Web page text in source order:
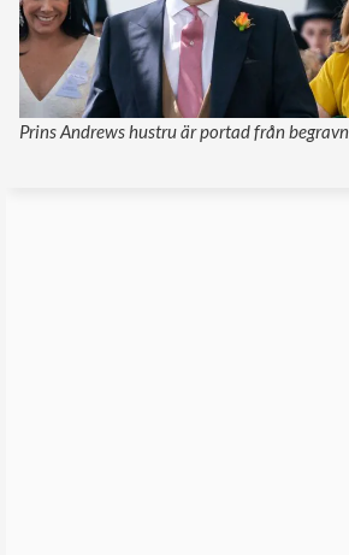
Prins Andrews hustru är portad från